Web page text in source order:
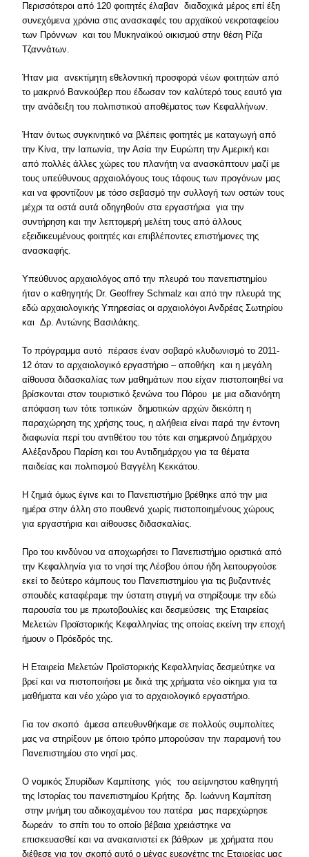
Περισσότεροι από 120 φοιτητές έλαβαν διαδοχικά μέρος επί έξη
συνεχόμενα χρόνια στις ανασκαφές του αρχαϊκού νεκροταφείου
των Πρόννων και του Μυκηναϊκού οικισμού στην θέση Ρίζα
Τζαννάτων.
Ήταν μια ανεκτίμητη εθελοντική προσφορά νέων φοιτητών από
το μακρινό Βανκούβερ που έδωσαν τον καλύτερό τους εαυτό για
την ανάδειξη του πολιτιστικού αποθέματος των Κεφαλλήνων.
Ήταν όντως συγκινητικό να βλέπεις φοιτητές με καταγωγή από
την Κίνα, την Ιαπωνία, την Ασία την Ευρώπη την Αμερική και
από πολλές άλλες χώρες του πλανήτη να ανασκάπτουν μαζί με
τους υπεύθυνους αρχαιολόγους τους τάφους των προγόνων μας
και να φροντίζουν με τόσο σεβασμό την συλλογή των οστών τους
μέχρι τα οστά αυτά οδηγηθούν στα εργαστήρια για την
συντήρηση και την λεπτομερή μελέτη τους από άλλους
εξειδικευμένους φοιτητές και επιβλέποντες επιστήμονες της
ανασκαφής.
Υπεύθυνος αρχαιολόγος από την πλευρά του πανεπιστημίου
ήταν ο καθηγητής Dr. Geoffrey Schmalz και από την πλευρά της
εδώ αρχαιολογικής Υπηρεσίας οι αρχαιολόγοι Ανδρέας Σωτηρίου
και Δρ. Αντώνης Βασιλάκης.
Το πρόγραμμα αυτό πέρασε έναν σοβαρό κλυδωνισμό το 2011-
12 όταν το αρχαιολογικό εργαστήριο – αποθήκη και η μεγάλη
αίθουσα διδασκαλίας των μαθημάτων που είχαν πιστοποιηθεί να
βρίσκονται στον τουριστικό ξενώνα του Πόρου με μια αδιανόητη
απόφαση των τότε τοπικών δημοτικών αρχών διεκόπη η
παραχώρηση της χρήσης τους, η αλήθεια είναι παρά την έντονη
διαφωνία περί του αντιθέτου του τότε και σημερινού Δημάρχου
Αλέξανδρου Παρίση και του Αντιδημάρχου για τα θέματα
παιδείας και πολιτισμού Βαγγέλη Κεκκάτου.
Η ζημιά όμως έγινε και το Πανεπιστήμιο βρέθηκε από την μια
ημέρα στην άλλη στο πουθενά χωρίς πιστοποιημένους χώρους
για εργαστήρια και αίθουσες διδασκαλίας.
Προ του κινδύνου να αποχωρήσει το Πανεπιστήμιο οριστικά από
την Κεφαλληνία για το νησί της Λέσβου όπου ήδη λειτουργούσε
εκεί το δεύτερο κάμπους του Πανεπιστημίου για τις βυζαντινές
σπουδές καταφέραμε την ύστατη στιγμή να στηρίξουμε την εδώ
παρουσία του με πρωτοβουλίες και δεσμεύσεις της Εταιρείας
Μελετών Προϊστορικής Κεφαλληνίας της οποίας εκείνη την εποχή
ήμουν ο Πρόεδρός της.
Η Εταιρεία Μελετών Προϊστορικής Κεφαλληνίας δεσμεύτηκε να
βρεί και να πιστοποιήσει με δικά της χρήματα νέο οίκημα για τα
μαθήματα και νέο χώρο για το αρχαιολογικό εργαστήριο.
Για τον σκοπό άμεσα απευθυνθήκαμε σε πολλούς συμπολίτες
μας να στηρίξουν με όποιο τρόπο μπορούσαν την παραμονή του
Πανεπιστημίου στο νησί μας.
Ο νομικός Σπυρίδων Καμπίτσης γιός του αείμνηστου καθηγητή
της Ιστορίας του πανεπιστημίου Κρήτης δρ. Ιωάννη Καμπίτση
στην μνήμη του αδικοχαμένου του πατέρα μας παρεχώρησε
δωρεάν το σπίτι του το οποίο βέβαια χρειάστηκε να
επισκευασθεί και να ανακαινιστεί εκ βάθρων με χρήματα που
διέθεσε για τον σκοπό αυτό ο μέγας ευεργέτης της Εταιρείας μας